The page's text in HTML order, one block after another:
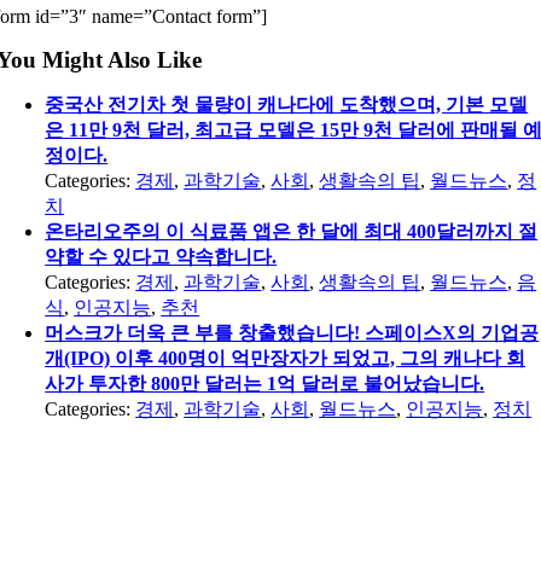
id=”3″ name=”Contact form”]
Might Also Like
중국산 전기차 첫 물량이 캐나다에 도착했으며, 기본 모델
은 11만 9천 달러, 최고급 모델은 15만 9천 달러에 판매될
정이다.
Categories: 경제 ,과학기술,사회 ,생활속의 팁, 월드뉴스, 정
치
온타리오주의 이 식료품 앱은 한 달에 최대 400달러까지 절
약할 수 있다고 약속합니다.
Categories: 경제 ,과학기술,사회 ,생활속의 팁, 월드뉴스, 음
식, 인공지능, 추천
머스크가 더욱 큰 부를 창출했습니다! 스페이스X의 기업공
개(IPO) 이후 400명이 억만장자가 되었고, 그의 캐나다 회
사가 투자한 800만 달러는 1억 달러로 불어났습니다.
Categories: 경제 ,과학기술,사회 , 월드뉴스, 인공지능, 정치